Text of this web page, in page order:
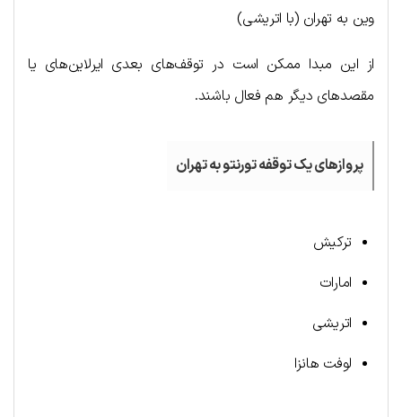
وین به تهران (با اتریشی)
از این مبدا ممکن است در توقف‌های بعدی ایرلاین‌های یا
مقصدهای دیگر هم فعال باشند.
پروازهای یک توقفه تورنتو به تهران
ترکیش
امارات
اتریشی
لوفت هانزا